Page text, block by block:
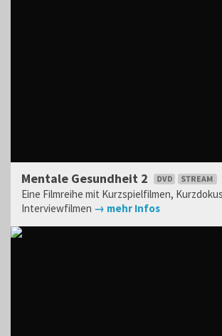
Mentale Gesundheit 2
Eine Filmreihe mit Kurzspielfilmen,
Interviewfilmen → mehr Infos